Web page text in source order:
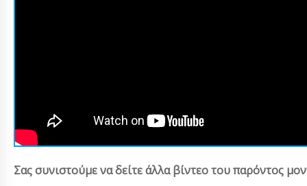
Σας συνιστούμε να δείτε άλλα βίντεο του παρόντος